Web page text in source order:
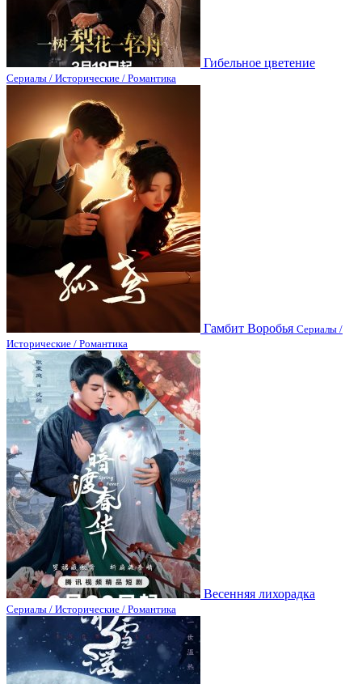
Гибельное цветение
Сериалы / Исторические / Романтика
Гамбит Воробья Сериалы /
Исторические / Романтика
Весенняя лихорадка
Сериалы / Исторические / Романтика